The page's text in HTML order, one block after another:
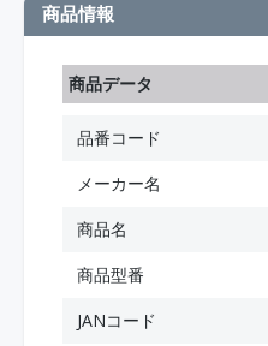
商品情報
商品データ
品番コード
メーカー名
商品名
商品型番
JANコード